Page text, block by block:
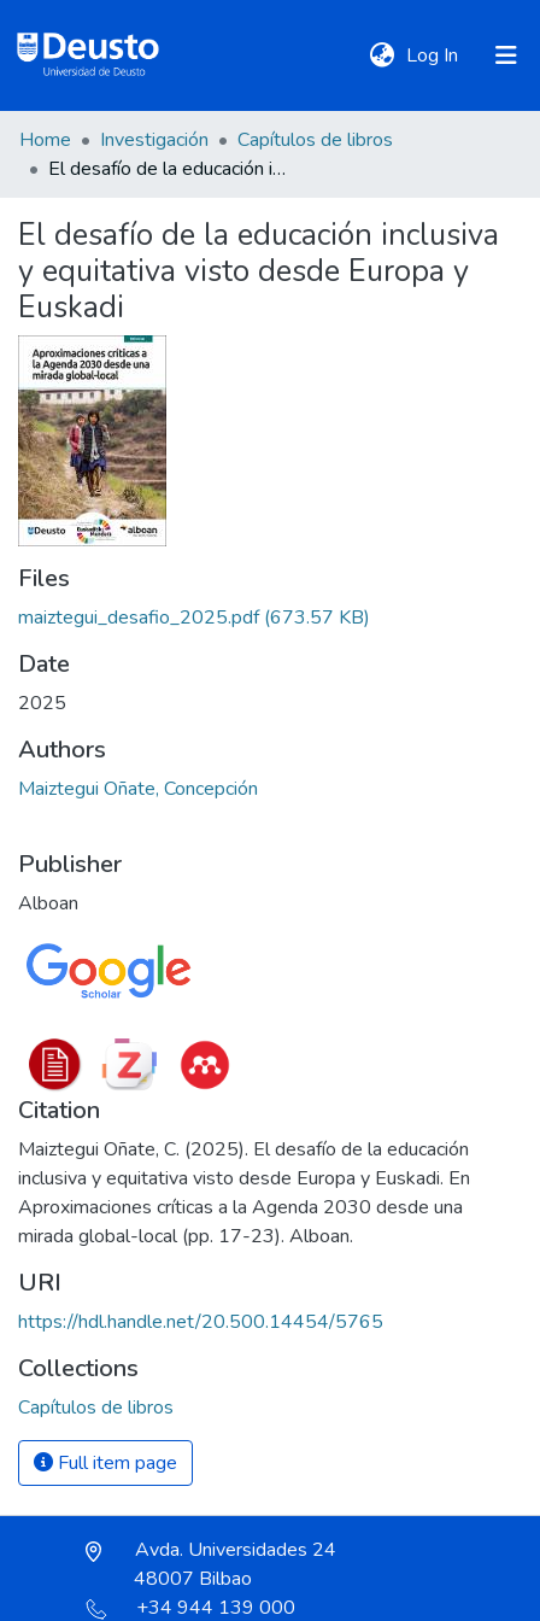
Log In (current)
DeustoTeka
Communities
&
Collections
All of DSpace
Statistics
Policies
Home Investigación
Capítulos de libros
El desafío de la educación inclusiva y equitativa visto desde Europa y Euskadi
El desafío de la educación inclusiva
y equitativa visto desde Europa y
Euskadi
Files
maiztegui_desafio_2025.pdf(673.57 KB)
Date
2025
Authors
Maiztegui Oñate, Concepción
Publisher
Alboan
Citation
Maiztegui Oñate, C. (2025). El desafío de la educación
inclusiva y equitativa visto desde Europa y Euskadi. En
Aproximaciones críticas a la Agenda 2030 desde una
mirada global-local (pp. 17-23). Alboan.
URI
https://hdl.handle.net/20.500.14454/5765
Collections
Capítulos de libros
Full item page
Avda. Universidades 24
48007 Bilbao
+34 944 139 000